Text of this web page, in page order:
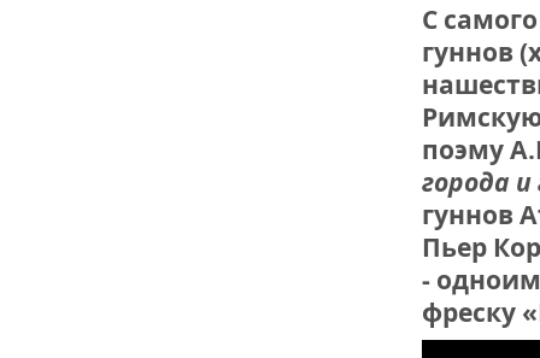
ОГОНЬ -
ПОЖАРОВ
ДРУЖБА НЕ
ВСТРЕЧА
В ДОМЕ
ВНОВЬ О
ДВА
С
гуннов
поэму
города
гуннов
Пьер
-
фреску